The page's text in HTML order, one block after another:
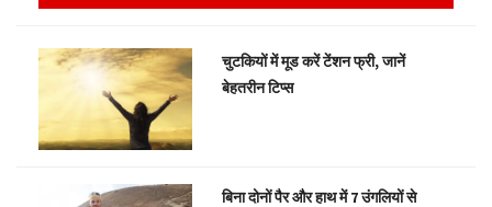
चुटकियों में मूड करें टेंशन फ्री, जानें
बेहतरीन टिप्स
बिना दोनों पैर और हाथ में 7 उंगलियों से